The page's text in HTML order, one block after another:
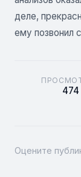
деле,
ему позвонил
474
Оцените